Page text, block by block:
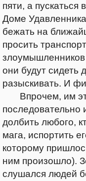
пяти, а
Доме
бежать на
просить
они будут сидеть
разыскивать. И
Впрочем, им это
последовательно
долбить любого,
мага, испортить
которому
ним произошло).
слушался людей